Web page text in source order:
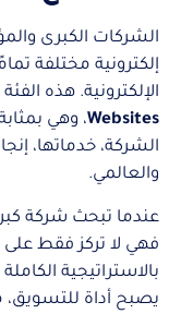
الشركات الكبرى
إلكترونية مختلفة
الإلكترونية. هذه
Websites، وهي
الشركة، خدماتها،
والعالمي.
عندما تبحث شركة
فهي لا تركز فقط على
بالاستراتيجية
يصبح أداة